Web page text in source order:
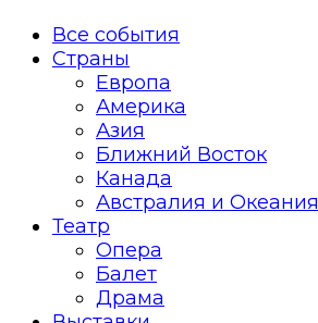
Все события
Страны
Европа
Америка
Азия
Ближний Восток
Канада
Австралия и Океания
Театр
Опера
Балет
Драма